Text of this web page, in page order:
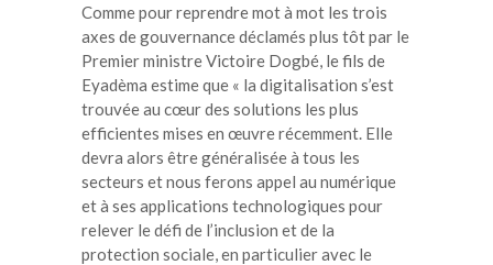
Comme pour reprendre mot à mot les trois
axes de gouvernance déclamés plus tôt par le
Premier ministre Victoire Dogbé, le fils de
Eyadèma estime que « la digitalisation s’est
trouvée au cœur des solutions les plus
efficientes mises en œuvre récemment. Elle
devra alors être généralisée à tous les
secteurs et nous ferons appel au numérique
et à ses applications technologiques pour
relever le défi de l’inclusion et de la
protection sociale, en particulier avec le